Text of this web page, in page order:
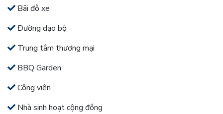
Bãi đỗ xe
Đường dạo bộ
Trung tâm thương mại
BBQ Garden
Công viên
Nhà sinh hoạt cộng đồng